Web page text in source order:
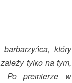
który
tylko na tym,
Po premierze w